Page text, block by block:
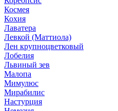
Космея
Кохия
Лаватера
Левкой (Маттиола)
Лен крупноцветковый
Лобелия
Львиный зев
Малопа
Мимулюс
Мирабилис
Настурция